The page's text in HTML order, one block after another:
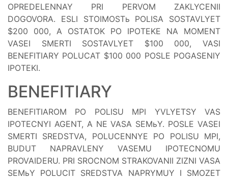
OPREDELENNAY PRI PERVOM ZAKLYCENII
DOGOVORA. ESLI STOIMOSTь POLISA SOSTAVLYET
$200 000, A OSTATOK PO IPOTEKE NA MOMENT
VASEI SMERTI SOSTAVLYET $100 000, VASI
BENEFITIARY POLUCAT $100 000 POSLE POGASENIY
IPOTEKI.
BENEFITIARY
BENEFITIAROM PO POLISU MPI YVLYETSY VAS
IPOTECNYI AGENT, A NE VASA SEMьY. POSLE VASEI
SMERTI SREDSTVA, POLUCENNYE PO POLISU MPI,
BUDUT NAPRAVLENY VASEMU IPOTECNOMU
PROVAIDERU. PRI SROCNOM STRAKOVANII ZIZNI VASA
SEMьY POLUCIT SREDSTVA NAPRYMUY I SMOZET